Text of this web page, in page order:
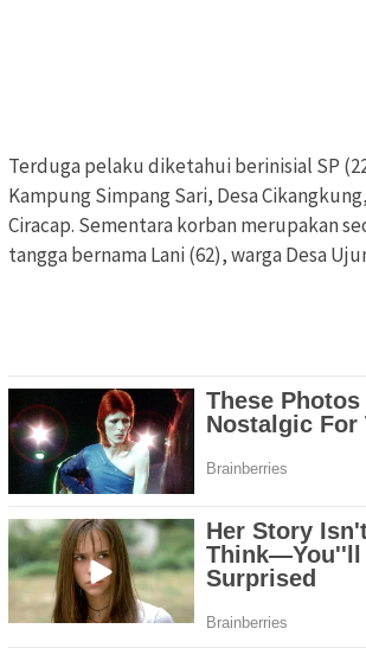
Terduga pelaku diketahui berinisial SP
Kampung Simpang Sari, Desa
Ciracap. Sementara korban merupakan
tangga bernama Lani (62), warga Desa